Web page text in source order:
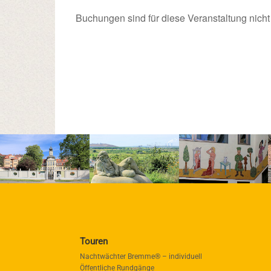
Buchungen sind für diese Veranstaltung
Touren
Nachtwächter Bremme® – individuell
Öffentliche Rundgänge